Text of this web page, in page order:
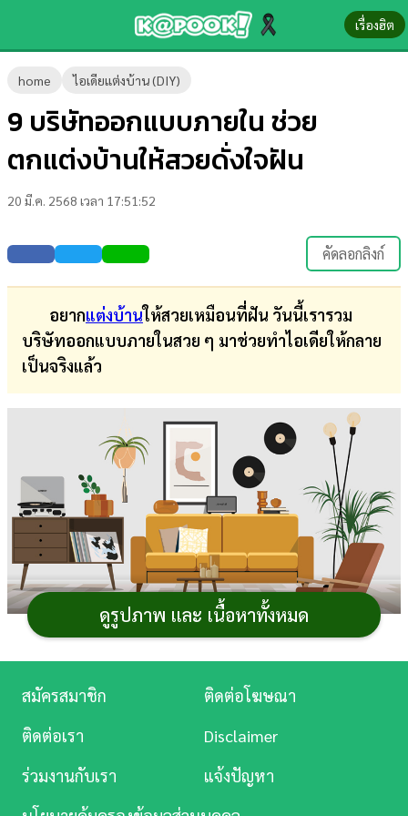
เรื่องฮิต
home ไอเดียแต่งบ้าน (DIY)
9 บริษัทออกแบบภายใน ช่วย
ตกแต่งบ้านให้สวยดั่งใจฝัน
20 มี.ค. 2568 เวลา 17:51:52
คัดลอกลิงก์
อยากแต่งบ้านให้สวยเหมือนที่ฝัน วันนี้เรารวม
บริษัทออกแบบภายในสวย ๆ มาช่วยทำไอเดียให้กลาย
เป็นจริงแล้ว
เซฟรูปไอเดียแต่งบ้านไว้เต็มแกลลอรี่ แต่ยังหาผู้ช่วยมา
ทำให้เป็นรูปเป็นร่างไม่ได้ วันนี้เลยขอรวม
ภายในบ้าน ให้สวยน่าอยู่สมกับที่ตั้งใจไว้ มีที่ไหนดีไซน์สวย
ตรงกับความต้องการบ้าง ไปดูกัน
1. 168 to be Design
ดูรูปภาพ และ เนื้อหาทั้งหมด
ข่าว-
ความ
รู้
บันเทิง
ตรวจ
หวย
ผล
บอล
สด
การ
ศึกษา
บันเทิง
ดู
Music
สมัครสมาชิก
ติดต่อโฆษณา
ติดต่อเรา
Disclaimer
ร่วมงานกับเรา
แจ้งปัญหา